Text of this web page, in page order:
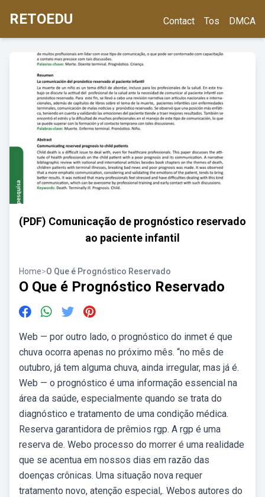
RETOEDU Contact Tos DMCA
(PDF) Comunicação de prognóstico reservado
ao paciente infantil
Home>O Que é Prognóstico Reservado
O Que é Prognóstico Reservado
Web — por outro lado, o prognóstico do inmet é que
chuva ocorra apenas no próximo mês. “no mês de
outubro, já tem alguma chuva, ainda irregular, mas já é.
Web — o prognóstico é uma informação essencial na
área da saúde, especialmente quando se trata do
diagnóstico e tratamento de uma condição médica.
Reserva garantidora de prêmios rgp. A rgp é uma
reserva de. Webo processo do morrer é uma realidade
que se acentua em nossos dias em razão das
doenças crônicas. Uma situação nova requer
tratamento novo, atenção especial,. Webos autores do